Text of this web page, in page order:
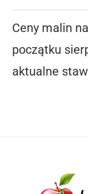
Ceny malin
początku
aktualne